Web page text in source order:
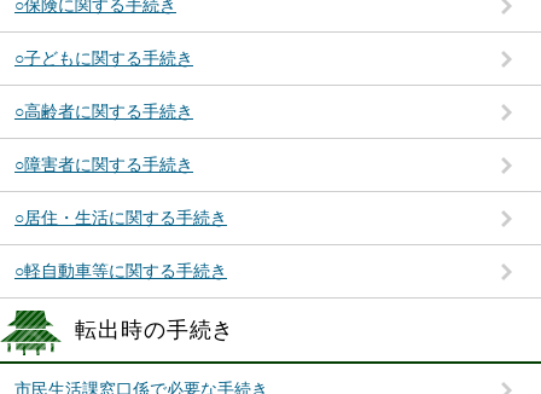
○保険に関する手続き
○子どもに関する手続き
○高齢者に関する手続き
○障害者に関する手続き
○居住・生活に関する手続き
○軽自動車等に関する手続き
転出時の手続き
市民生活課窓口係で必要な手続き